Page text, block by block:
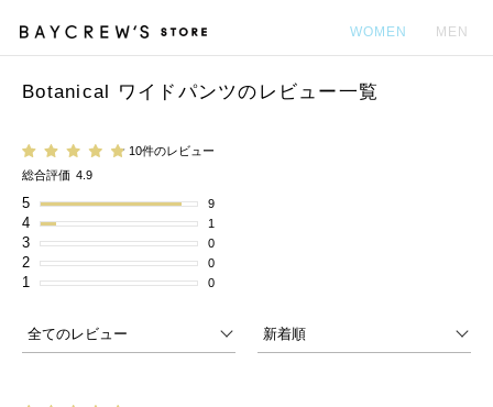
WOMEN MEN
Botanical ワイドパンツのレビュー一覧
10件のレビュー
総合評価 4.9
5 9
4 1
3 0
2 0
1 0